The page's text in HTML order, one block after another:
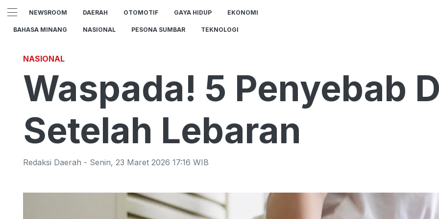
NEWSROOM DAERAH OTOMOTIF GAYA HIDUP EKONOMI
BAHASA MINANG NASIONAL PESONA SUMBAR TEKNOLOGI
NASIONAL
Waspada! 5 Penyebab
Setelah Lebaran
Redaksi Daerah - Senin, 23 Maret 2026 17:16 WIB